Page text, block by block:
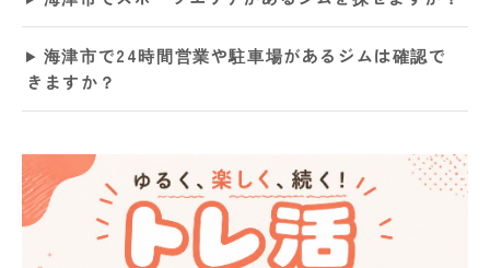
海津市で24時間営業や駐車場があるジムは確認で
きますか？